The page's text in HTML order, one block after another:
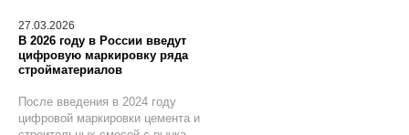
27.03.2026
В 2026 году в России введут
цифровую маркировку ряда
стройматериалов
После введения в 2024 году
цифровой маркировки цемента и